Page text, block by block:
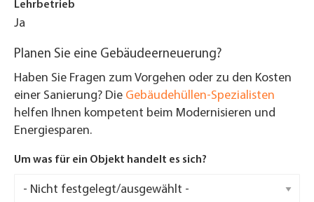
Lehrbetrieb
Ja
Planen Sie eine Gebäudeerneuerung?
Haben Sie Fragen zum Vorgehen oder zu den Kosten
einer Sanierung? Die Gebäudehüllen-Spezialisten
helfen Ihnen kompetent beim Modernisieren und
Energiesparen.
Um was für ein Objekt handelt es sich?